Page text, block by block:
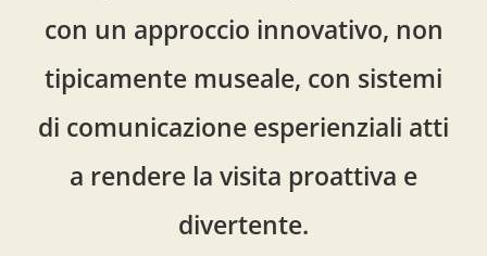
con un approccio innovativo, non
tipicamente museale, con sistemi
di comunicazione esperienziali atti
a rendere la visita proattiva e
divertente.